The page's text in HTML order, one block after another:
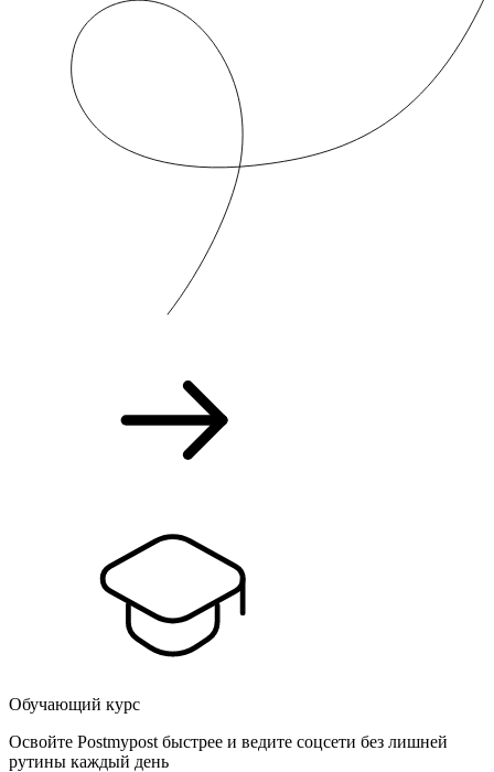
Обучающий курс
Освойте Postmypost быстрее и ведите соцсети без лишней
рутины каждый день